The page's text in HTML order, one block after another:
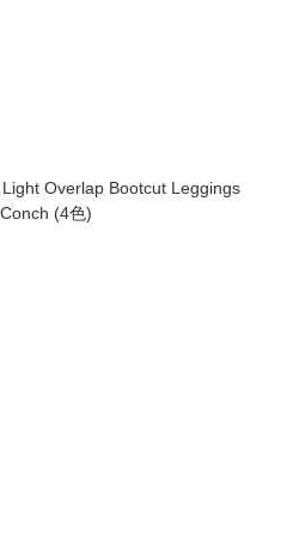
Overlap Bootcut Leggings
(4色)